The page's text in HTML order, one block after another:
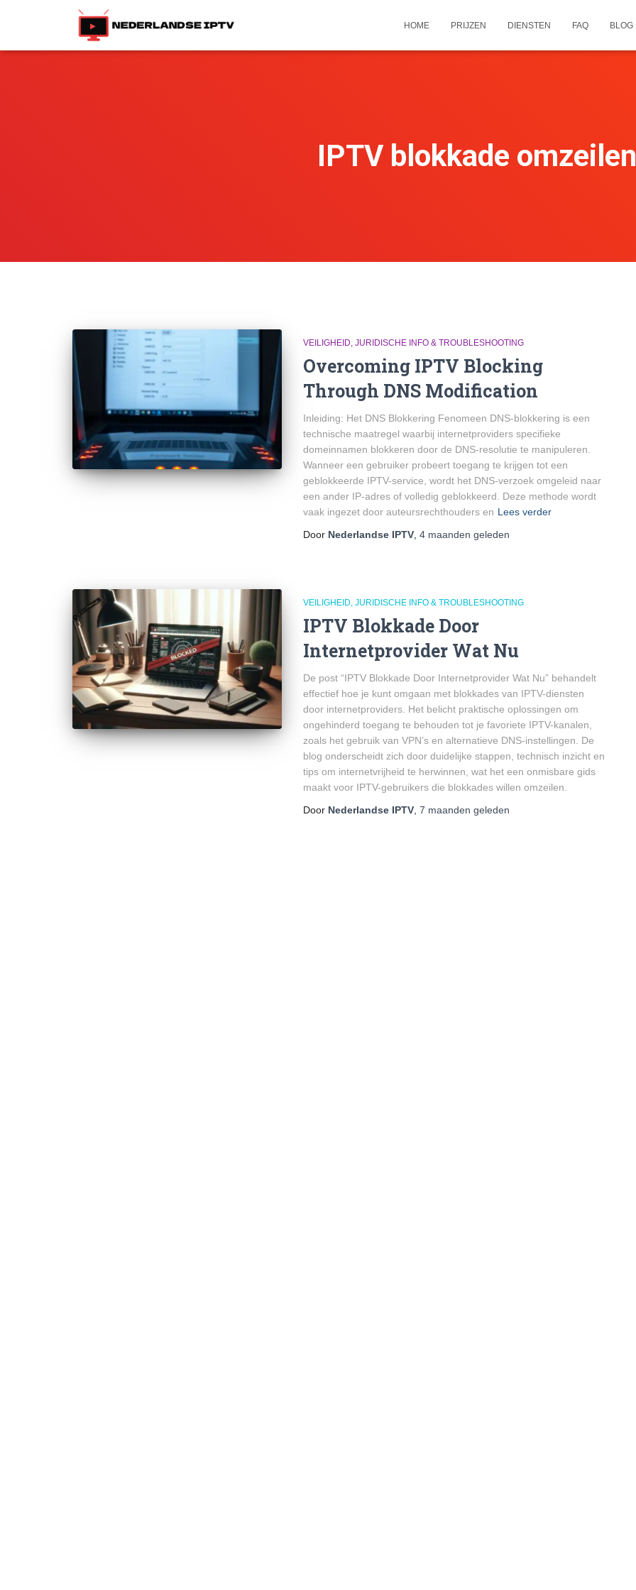
HOME PRIJZEN DIENSTEN FAQ BLOG
IPTV blokkade omzeilen
VEILIGHEID, JURIDISCHE INFO & TROUBLESHOOTING
Overcoming IPTV Blocking
Through DNS Modification
Inleiding: Het DNS Blokkering Fenomeen DNS-blokkering is een
technische maatregel waarbij internetproviders specifieke
domeinnamen blokkeren door de DNS-resolutie te manipuleren.
Wanneer een gebruiker probeert toegang te krijgen tot een
geblokkeerde IPTV-service, wordt het DNS-verzoek omgeleid naar
een ander IP-adres of volledig geblokkeerd. Deze methode wordt
vaak ingezet door auteursrechthouders en Lees verder
Door Nederlandse IPTV 4 maanden geleden
VEILIGHEID, JURIDISCHE INFO & TROUBLESHOOTING
IPTV Blokkade Door
Internetprovider Wat Nu
De post “IPTV Blokkade Door Internetprovider Wat Nu” behandelt
effectief hoe je kunt omgaan met blokkades van IPTV-diensten
door internetproviders. Het belicht praktische oplossingen om
ongehinderd toegang te behouden tot je favoriete IPTV-kanalen,
zoals het gebruik van VPN’s en alternatieve DNS-instellingen. De
blog onderscheidt zich door duidelijke stappen, technisch inzicht en
tips om internetvrijheid te herwinnen, wat het een onmisbare gids
maakt voor IPTV-gebruikers die blokkades willen omzeilen.
Door Nederlandse IPTV 7 maanden geleden